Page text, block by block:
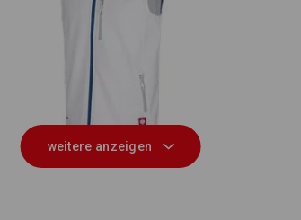
Softshell Weste e.s.motion 2020
weitere anzeigen